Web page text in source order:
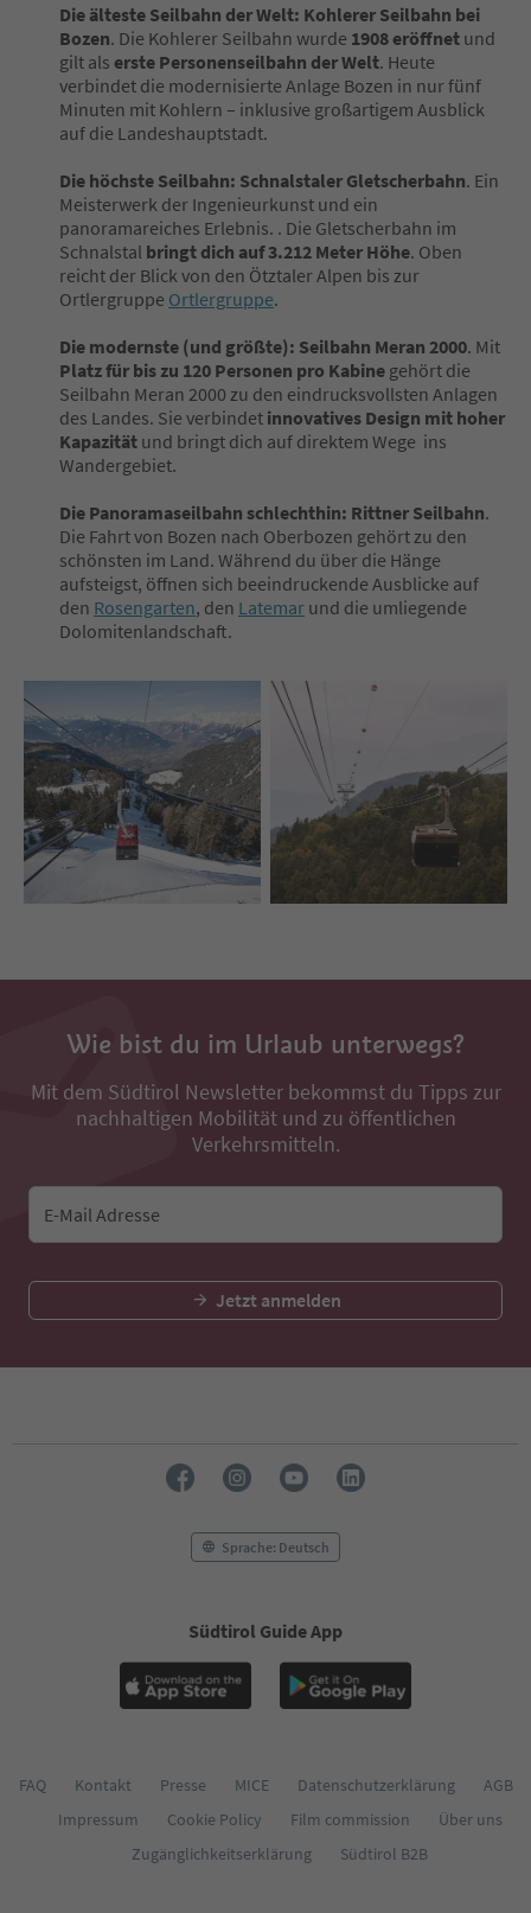
Die älteste Seilbahn der Welt: Kohlerer Seilbahn bei
Bozen. Die Kohlerer Seilbahn wurde 1908 eröffnet und
gilt als erste Personenseilbahn der Welt. Heute
verbindet die modernisierte Anlage Bozen in nur fünf
Minuten mit Kohlern – inklusive großartigem Ausblick
auf die Landeshauptstadt.
Die höchste Seilbahn: Schnalstaler Gletscherbahn. Ein
Meisterwerk der Ingenieurkunst und ein
panoramareiches Erlebnis. . Die Gletscherbahn im
Schnalstal bringt dich auf 3.212 Meter Höhe. Oben
reicht der Blick von den Ötztaler Alpen bis zur
Ortlergruppe Ortlergruppe.
Die modernste (und größte): Seilbahn Meran 2000. Mit
Platz für bis zu 120 Personen pro Kabine gehört die
Seilbahn Meran 2000 zu den eindrucksvollsten Anlagen
des Landes. Sie verbindet innovatives Design mit hoher
Kapazität und bringt dich auf direktem Wege ins
Wandergebiet.
Die Panoramaseilbahn schlechthin: Rittner Seilbahn.
Die Fahrt von Bozen nach Oberbozen gehört zu den
schönsten im Land. Während du über die Hänge
aufsteigst, öffnen sich beeindruckende Ausblicke auf
den Rosengarten, den Latemar und die umliegende
Dolomitenlandschaft.
Wie bist du im Urlaub unterwegs?
Mit dem Südtirol Newsletter bekommst du Tipps zur
nachhaltigen Mobilität und zu öffentlichen
Verkehrsmitteln.
E-Mail Adresse
Jetzt anmelden
Sprache: Deutsch
Südtirol Guide App
FAQ Kontakt Presse MICE Datenschutzerklärung
AGB
Impressum
Cookie Policy Film commission
Über uns
Zugänglichkeitserklärung
Südtirol B2B